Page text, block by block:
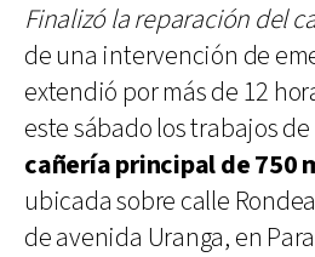
Finalizó la reparación del
de una intervención de
extendió por más de 12
este sábado los trabajos
cañería principal de 750
ubicada sobre calle
de avenida Uranga, en